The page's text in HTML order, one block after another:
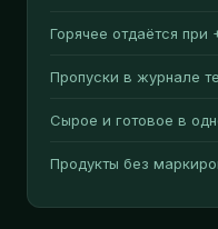
Горячее отдаётся при
Пропуски в журнале
Сырое и готовое в
Продукты без